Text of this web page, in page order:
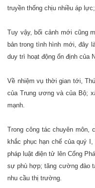
truyền thống chịu nhiều áp
Tuy vậy, bối cảnh mới cũng
bản trong tình hình mới, đây
duy trì hoạt động ổn định
Về nhiệm vụ thời gian tới,
của Trung ương và của Bộ;
mạnh.
Trong công tác chuyên môn,
khắc phục hạn chế của quý
pháp luật điện tử lên Cổng
sự phù hợp; tăng cường đào
nhu cầu thị trường.